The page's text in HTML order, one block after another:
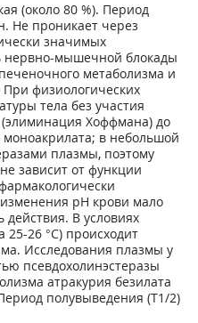
(около 80 %). Период
Не проникает через
значимых
нервно-мышечной блокады
метаболизма и
физиологических
тела без участия
Хоффмана) до
в небольшой
плазмы, поэтому
зависит от функции
pH крови мало
В условиях
25-26 °С) происходит
Исследования плазмы у
псевдохолинэстеразы
атракурия безилата
полувыведения (T1/2)